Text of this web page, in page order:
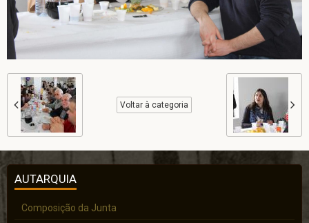
Voltar à categoria
AUTARQUIA
Composição da Junta